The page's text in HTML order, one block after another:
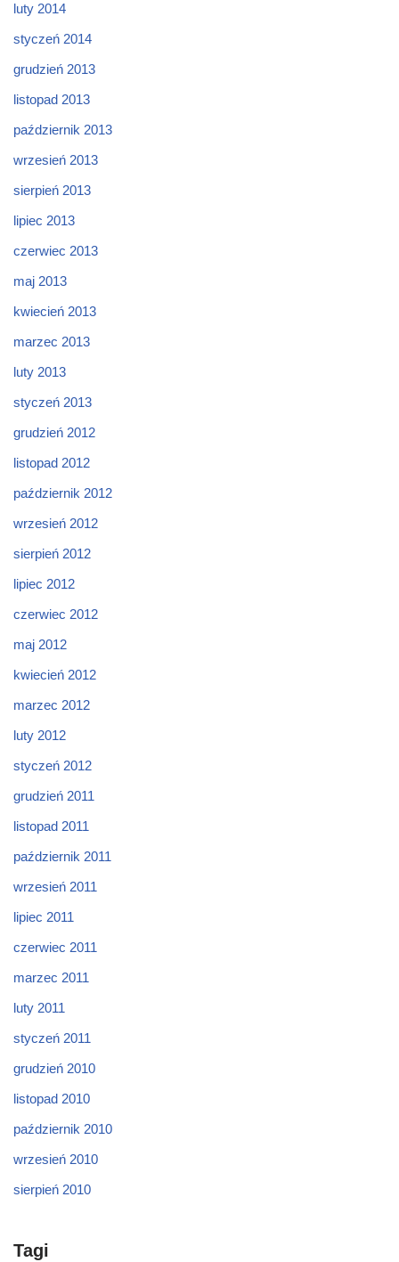
luty 2014
styczeń 2014
grudzień 2013
listopad 2013
październik 2013
wrzesień 2013
sierpień 2013
lipiec 2013
czerwiec 2013
maj 2013
kwiecień 2013
marzec 2013
luty 2013
styczeń 2013
grudzień 2012
listopad 2012
październik 2012
wrzesień 2012
sierpień 2012
lipiec 2012
czerwiec 2012
maj 2012
kwiecień 2012
marzec 2012
luty 2012
styczeń 2012
grudzień 2011
listopad 2011
październik 2011
wrzesień 2011
lipiec 2011
czerwiec 2011
marzec 2011
luty 2011
styczeń 2011
grudzień 2010
listopad 2010
październik 2010
wrzesień 2010
sierpień 2010
Tagi